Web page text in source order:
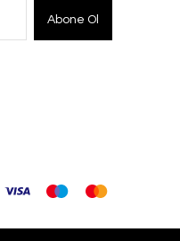
Abone Ol